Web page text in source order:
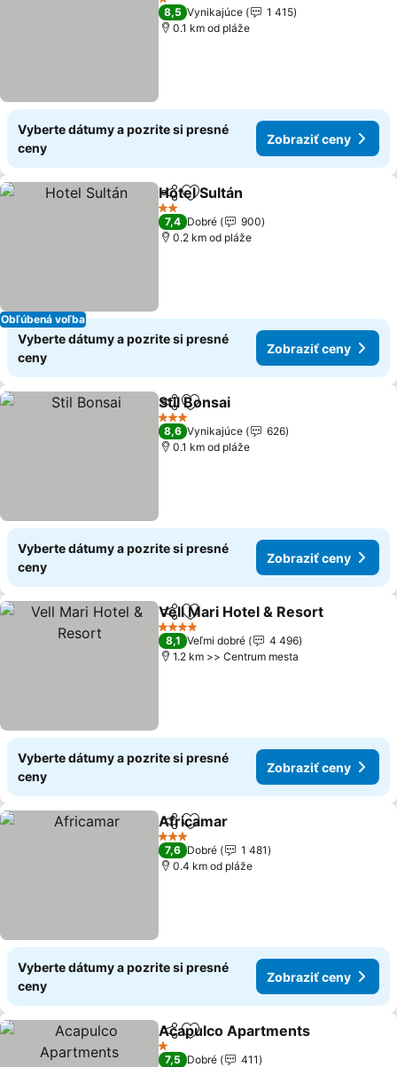
1 Počet hviezdičiek
8,5 Vynikajúce
1 415
0.1 km od pláže
Vyberte dátumy a pozrite si presné
ceny
Zobraziť ceny
Obľúbená voľba
ZdieľaťPridať do obľúbených
Hotel Sultán
2 Počet hviezdičiek
7,4 Dobré
900
0.2 km od pláže
Vyberte dátumy a pozrite si presné
ceny
Zobraziť ceny
ZdieľaťPridať do obľúbených
Stil Bonsai
3 Počet hviezdičiek
8,6 Vynikajúce
626
0.1 km od pláže
Vyberte dátumy a pozrite si presné
ceny
Zobraziť ceny
ZdieľaťPridať do obľúbených
Vell Mari Hotel & Resort
4 Počet hviezdičiek
8,1 Veľmi dobré
4 496
1.2 km >> Centrum mesta
Vyberte dátumy a pozrite si presné
ceny
Zobraziť ceny
ZdieľaťPridať do obľúbených
Africamar
3 Počet hviezdičiek
7,6 Dobré
1 481
0.4 km od pláže
Vyberte dátumy a pozrite si presné
ceny
Zobraziť ceny
ZdieľaťPridať do obľúbených
Acapulco Apartments
1 Počet hviezdičiek
7,5 Dobré
411